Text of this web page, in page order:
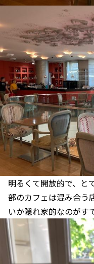
明るくて開放的で、と
部のカフェは混み合う
いか隠れ家的なのがす